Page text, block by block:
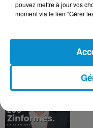
Les
Les
pouvez mettre à jour vos
moment via le lien "Gérer